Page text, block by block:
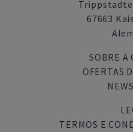
67663
SOBRE A
OFERTAS
TERMOS E